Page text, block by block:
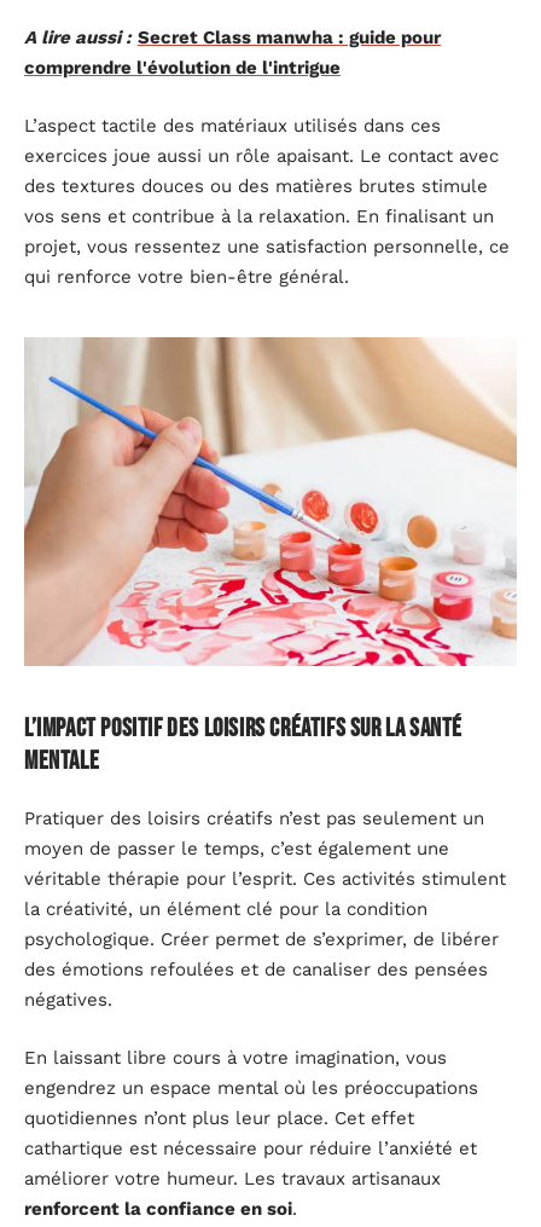
A lire aussi : Secret Class manwha : guide pour
comprendre l'évolution de l'intrigue
L’aspect tactile des matériaux utilisés dans ces
exercices joue aussi un rôle apaisant. Le contact avec
des textures douces ou des matières brutes stimule
vos sens et contribue à la relaxation. En finalisant un
projet, vous ressentez une satisfaction personnelle, ce
qui renforce votre bien-être général.
L’impact positif des loisirs créatifs sur la santé
mentale
Pratiquer des loisirs créatifs n’est pas seulement un
moyen de passer le temps, c’est également une
véritable thérapie pour l’esprit. Ces activités stimulent
la créativité, un élément clé pour la condition
psychologique. Créer permet de s’exprimer, de libérer
des émotions refoulées et de canaliser des pensées
négatives.
En laissant libre cours à votre imagination, vous
engendrez un espace mental où les préoccupations
quotidiennes n’ont plus leur place. Cet effet
cathartique est nécessaire pour réduire l’anxiété et
améliorer votre humeur. Les travaux artisanaux
renforcent la confiance en soi.